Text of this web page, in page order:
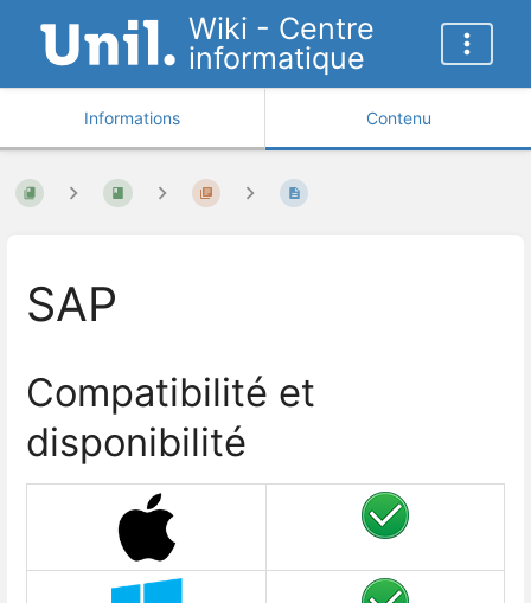
Wiki - Centre
informatique
Informations Contenu
SAP
Compatibilité et
disponibilité